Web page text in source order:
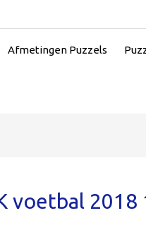
Afmetingen Puzzels
voetbal 2018